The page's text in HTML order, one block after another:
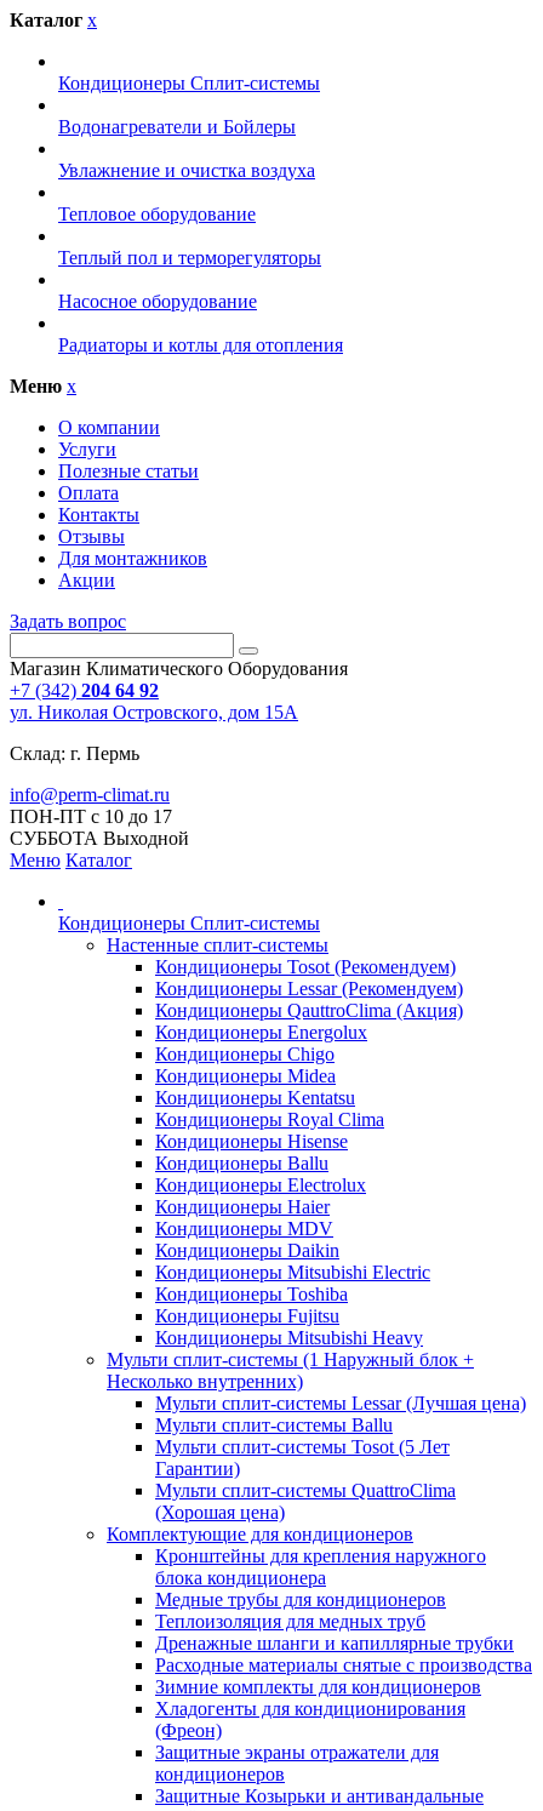
Каталог x
Кондиционеры Сплит-системы
Водонагреватели и Бойлеры
Увлажнение и очистка воздуха
Тепловое оборудование
Теплый пол и терморегуляторы
Насосное оборудование
Радиаторы и котлы для отопления
Меню x
О компании
Услуги
Полезные статьи
Оплата
Контакты
Отзывы
Для монтажников
Акции
Задать вопрос
Магазин Климатического Оборудования
+7 (342) 204 64 92
ул. Николая Островского, дом 15А
Склад: г. Пермь
info@perm-climat.ru
ПОН-ПТ с 10 до 17
СУББОТА Выходной
Меню Каталог
Кондиционеры Сплит-системы
Настенные сплит-системы
Кондиционеры Tosot (Рекомендуем)
Кондиционеры Lessar (Рекомендуем)
Кондиционеры QauttroClima (Акция)
Кондиционеры Energolux
Кондиционеры Chigo
Кондиционеры Midea
Кондиционеры Kentatsu
Кондиционеры Royal Clima
Кондиционеры Hisense
Кондиционеры Ballu
Кондиционеры Electrolux
Кондиционеры Haier
Кондиционеры MDV
Кондиционеры Daikin
Кондиционеры Mitsubishi Electric
Кондиционеры Toshiba
Кондиционеры Fujitsu
Кондиционеры Mitsubishi Heavy
Мульти сплит-системы (1 Наружный блок +
Несколько внутренних)
Мульти сплит-системы Lessar (Лучшая цена)
Мульти сплит-системы Ballu
Мульти сплит-системы Tosot (5 Лет
Гарантии)
Мульти сплит-системы QuattroClima
(Хорошая цена)
Комплектующие для кондиционеров
Кронштейны для крепления наружного
блока кондиционера
Медные трубы для кондиционеров
Теплоизоляция для медных труб
Дренажные шланги и капиллярные трубки
Расходные материалы снятые с производства
Зимние комплекты для кондиционеров
Хладогенты для кондиционирования
(Фреон)
Защитные экраны отражатели для
кондиционеров
Защитные Козырьки и антивандальные